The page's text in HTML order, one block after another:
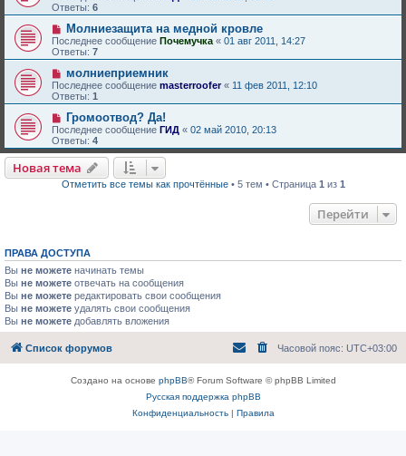
Ответы: 6
Молниезащита на медной кровле
Последнее сообщение Почемучка « 01 авг 2011, 14:27
Ответы: 7
молниеприемник
Последнее сообщение masterroofer« 11 фев 2011, 12:10
Ответы: 1
Громоотвод? Да!
Последнее сообщение ГИД « 02 май 2010, 20:13
Ответы: 4
Новая тема
Отметить все темы как прочтённые• 5 тем • Страница 1 из 1
Перейти
ПРАВА ДОСТУПА
Вы не можете начинать темы
Вы не можете отвечать на сообщения
Вы не можете редактировать свои сообщения
Вы не можете удалять свои сообщения
Вы не можете добавлять вложения
Список форумов Часовой пояс: UTC+03:00
Создано на основе phpBB® Forum Software © phpBB Limited
Русская поддержка phpBB
Конфиденциальность| Правила